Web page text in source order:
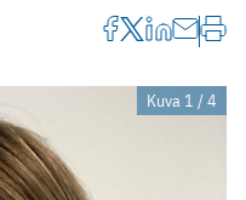
Kuva 1 / 4